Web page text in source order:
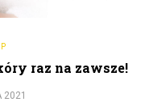
raz na zawsze!
2021